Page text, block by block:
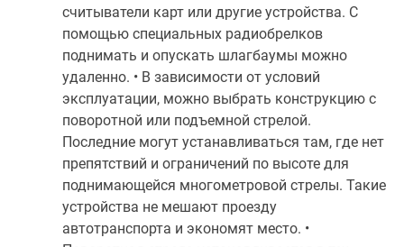
считыватели карт или другие устройства. С
помощью специальных радиобрелков
поднимать и опускать шлагбаумы можно
удаленно. • В зависимости от условий
эксплуатации, можно выбрать конструкцию с
поворотной или подъемной стрелой.
Последние могут устанавливаться там, где нет
препятствий и ограничений по высоте для
поднимающейся многометровой стрелы. Такие
устройства не мешают проезду
автотранспорта и экономят место. •